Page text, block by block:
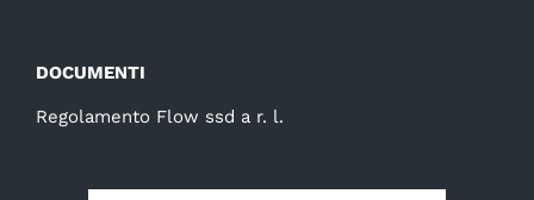
DOCUMENTI
Regolamento Flow ssd a r. l.